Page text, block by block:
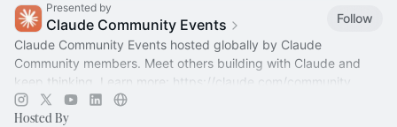
Presented by
Claude Community Events
Follow
Claude Community Events hosted globally by Claude
Community members. Meet others building with Claude and
keep thinking. Learn more: https://claude.com/community
Hosted By